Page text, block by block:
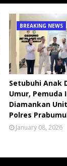
BREAKING NEWS
Setubuhi Anak
Umur, Pemuda
Diamankan
Polres
January 08, 2026